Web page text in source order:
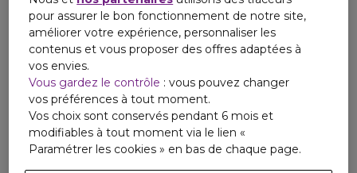
pour assurer le bon fonctionnement de notre site,
améliorer votre expérience, personnaliser les
contenus et vous proposer des offres adaptées à
vos envies.
Vous gardez le contrôle : vous pouvez changer
vos préférences à tout moment.
Vos choix sont conservés pendant 6 mois et
modifiables à tout moment via le lien «
Paramétrer les cookies » en bas de chaque page.